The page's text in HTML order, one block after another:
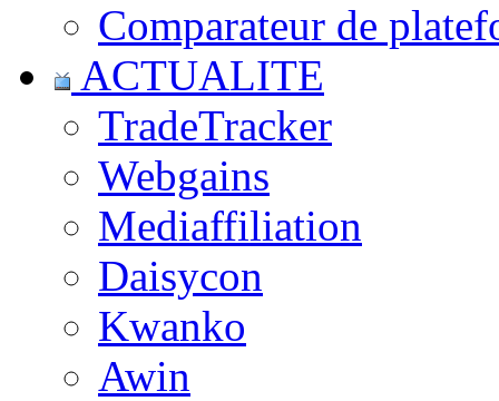
Comparateur de
ACTUALITE
TradeTracker
Webgains
Mediaffiliation
Daisycon
Kwanko
Awin